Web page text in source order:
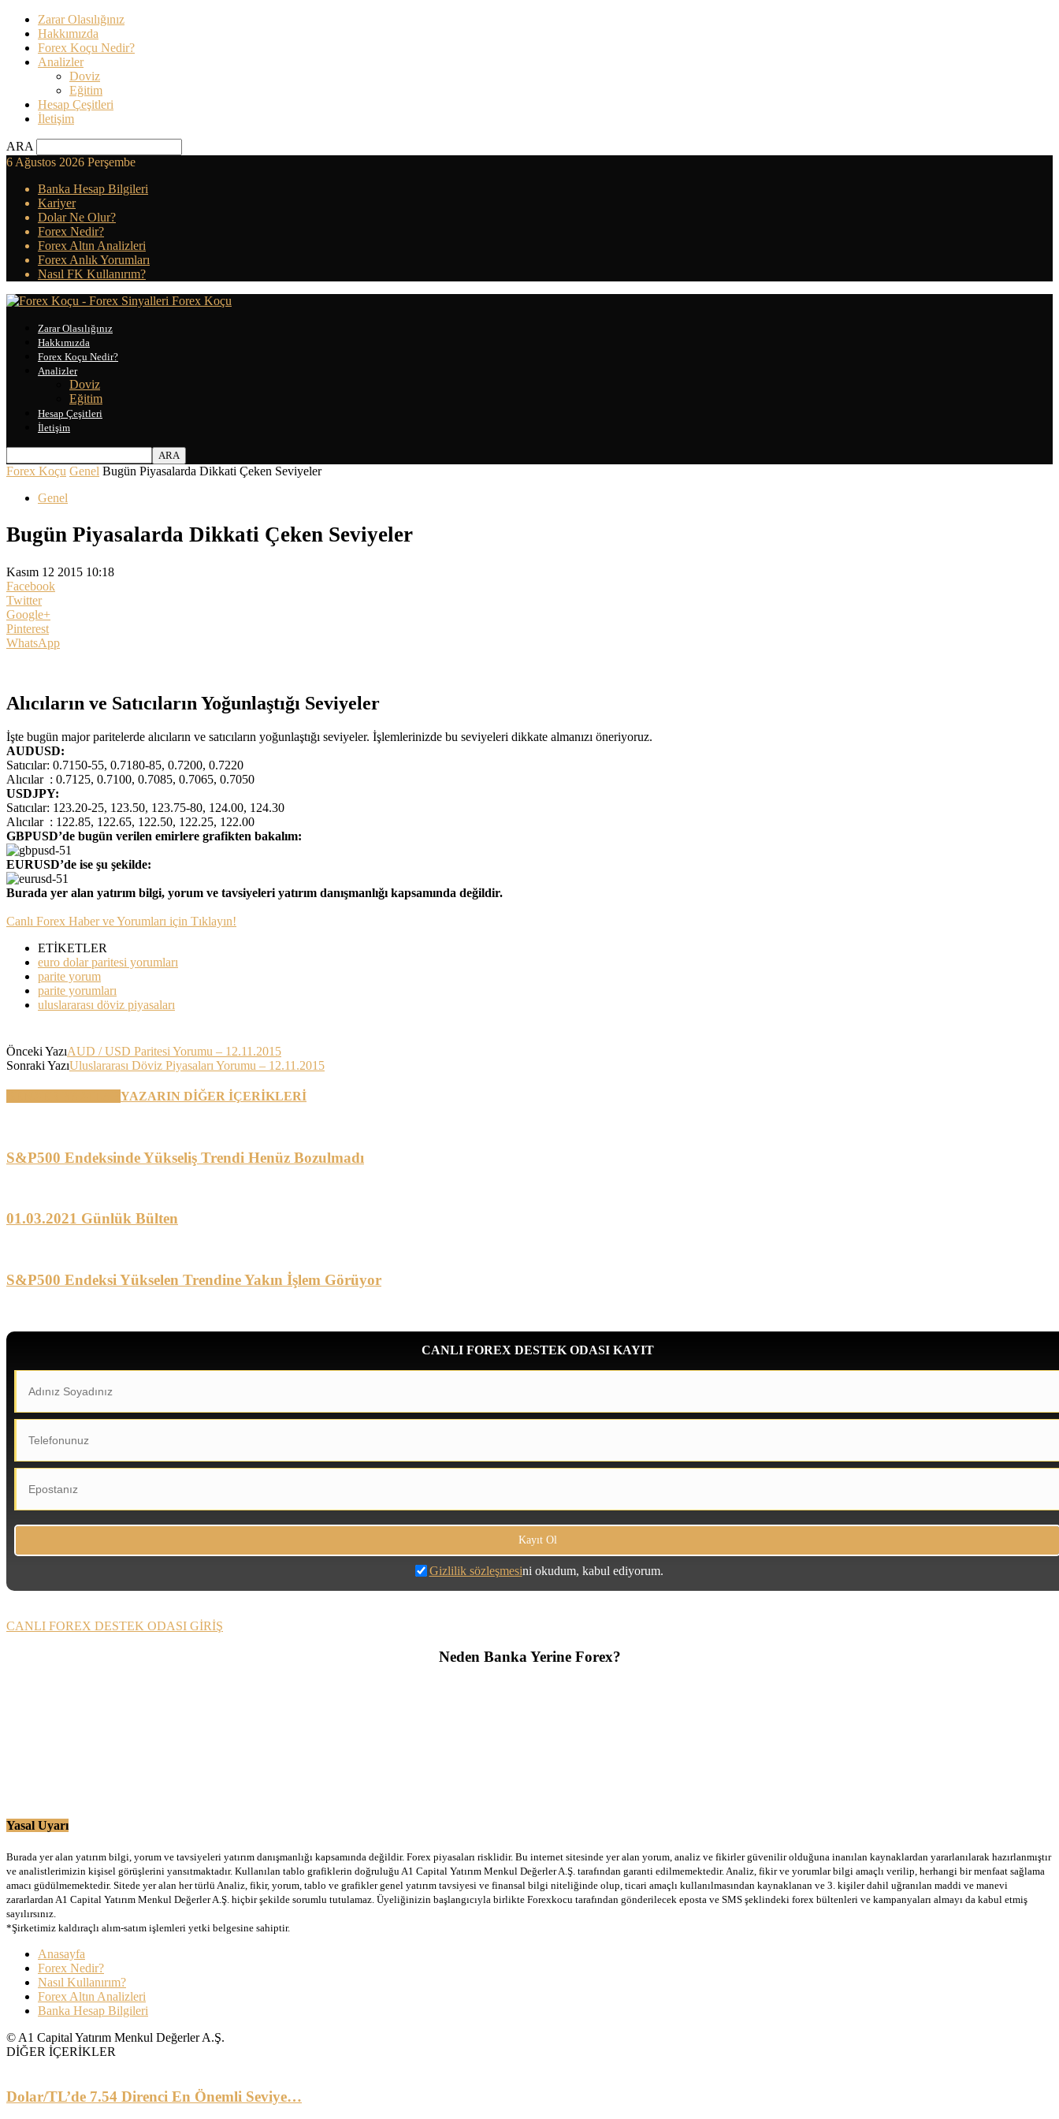
Zarar Olasılığınız
Hakkımızda
Forex Koçu Nedir?
Analizler
Doviz
Eğitim
Hesap Çeşitleri
İletişim
ARA
6 Ağustos 2026 Perşembe
Banka Hesap Bilgileri
Kariyer
Dolar Ne Olur?
Forex Nedir?
Forex Altın Analizleri
Forex Anlık Yorumları
Nasıl FK Kullanırım?
Forex Koçu
Zarar Olasılığınız
Hakkımızda
Forex Koçu Nedir?
Analizler
Doviz
Eğitim
Hesap Çeşitleri
İletişim
Forex Koçu Genel Bugün Piyasalarda Dikkati Çeken Seviyeler
Genel
Bugün Piyasalarda Dikkati Çeken Seviyeler
Kasım 12 2015 10:18
Facebook
Twitter
Google+
Pinterest
WhatsApp
Alıcıların ve Satıcıların Yoğunlaştığı Seviyeler
İşte bugün major paritelerde alıcıların ve satıcıların yoğunlaştığı seviyeler. İşlemlerinizde bu seviyeleri dikkate almanızı öneriyoruz.
AUDUSD:
Satıcılar: 0.7150-55, 0.7180-85, 0.7200, 0.7220
Alıcılar : 0.7125, 0.7100, 0.7085, 0.7065, 0.7050
USDJPY:
Satıcılar: 123.20-25, 123.50, 123.75-80, 124.00, 124.30
Alıcılar : 122.85, 122.65, 122.50, 122.25, 122.00
GBPUSD’de bugün verilen emirlere grafikten bakalım:
EURUSD’de ise şu şekilde:
Burada yer alan yatırım bilgi, yorum ve tavsiyeleri yatırım danışmanlığı kapsamında değildir.
Canlı Forex Haber ve Yorumları için Tıklayın!
ETİKETLER
euro dolar paritesi yorumları
parite yorum
parite yorumları
uluslararası döviz piyasaları
Önceki YazıAUD / USD Paritesi Yorumu – 12.11.2015
Sonraki YazıUluslararası Döviz Piyasaları Yorumu – 12.11.2015
YAZARIN DİĞER İÇERİKLERİ
S&P500 Endeksinde Yükseliş Trendi Henüz Bozulmadı
01.03.2021 Günlük Bülten
S&P500 Endeksi Yükselen Trendine Yakın İşlem Görüyor
CANLI FOREX DESTEK ODASI KAYIT
Gizlilik sözleşmesini okudum, kabul ediyorum.
CANLI FOREX DESTEK ODASI GİRİŞ
Neden Banka Yerine Forex?
Yasal Uyarı
Burada yer alan yatırım bilgi, yorum ve tavsiyeleri yatırım danışmanlığı kapsamında değildir. Forex piyasaları risklidir. Bu internet sitesinde yer alan yorum, analiz ve fikirler güvenilir olduğuna inanılan kaynaklardan yararlanılarak hazırlanmıştır
ve analistlerimizin kişisel görüşlerini yansıtmaktadır. Kullanılan tablo grafiklerin doğruluğu A1 Capital Yatırım Menkul Değerler A.Ş. tarafından garanti edilmemektedir. Analiz, fikir ve yorumlar bilgi amaçlı verilip, herhangi bir menfaat sağlama
amacı güdülmemektedir. Sitede yer alan her türlü Analiz, fikir, yorum, tablo ve grafikler genel yatırım tavsiyesi ve finansal bilgi niteliğinde olup, ticari amaçlı kullanılmasından kaynaklanan ve 3. kişiler dahil uğranılan maddi ve manevi
zararlardan A1 Capital Yatırım Menkul Değerler A.Ş. hiçbir şekilde sorumlu tutulamaz. Üyeliğinizin başlangıcıyla birlikte Forexkocu tarafından gönderilecek eposta ve SMS şeklindeki forex bültenleri ve kampanyaları almayı da kabul etmiş
sayılırsınız.
*Şirketimiz kaldıraçlı alım-satım işlemleri yetki belgesine sahiptir.
Anasayfa
Forex Nedir?
Nasıl Kullanırım?
Forex Altın Analizleri
Banka Hesap Bilgileri
© A1 Capital Yatırım Menkul Değerler A.Ş.
DİĞER İÇERİKLER
Dolar/TL’de 7.54 Direnci En Önemli Seviye…